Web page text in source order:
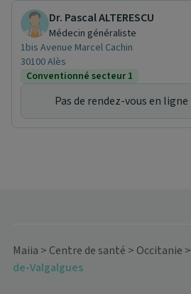
Dr. Pascal ALTERESCU
Médecin généraliste
1bis Avenue Marcel Cachin
30100 Alès
Conventionné secteur 1
Pas de rendez-vous en
Maiia > Centre de santé > Occitanie >
de-Valgalgues